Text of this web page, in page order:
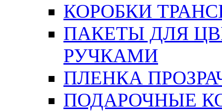
КОРОБКИ
ПАКЕТЫ ДЛЯ
РУЧКАМИ
ПЛЕНКА
ПОДАРОЧНЫЕ